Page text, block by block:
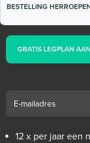
BESTELLING
GRATIS LEGPLAN
12 x per jaar een